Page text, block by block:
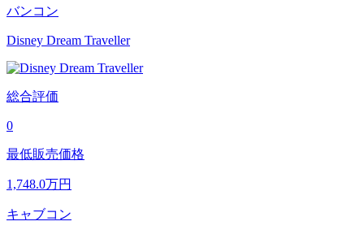
バンコン
Disney Dream Traveller
総合評価
0
最低販売価格
1,748.0万円
キャブコン